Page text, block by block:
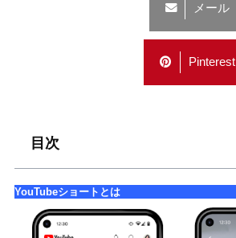
メール
Pinterest
目次
YouTubeショートとは